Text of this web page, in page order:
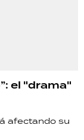
el "drama"
afectando su